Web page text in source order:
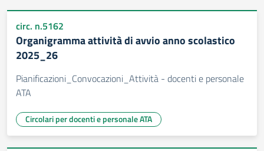
circ. n.5162
Organigramma attività di avvio anno scolastico
2025_26
Pianificazioni_Convocazioni_Attività - docenti e personale
ATA
Circolari per docenti e personale ATA